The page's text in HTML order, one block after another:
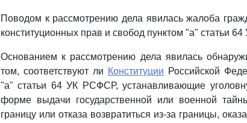
Поводом к рассмотрению дела явилась жалоба
конституционных прав и свобод пунктом "а" статьи
Основанием к рассмотрению дела явилась
том, соответствуют ли Конституции Российской
"а" статьи 64 УК РСФСР, устанавливающие
форме выдачи государственной или военной
границу или отказа возвратиться из-за границы,